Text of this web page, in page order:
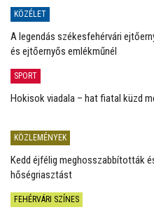
KÖZÉLET
A legendás székesfehérvári
és ejtőernyős emlékműnél
SPORT
Hokisok viadala – hat fiatal küzd
KÖZLEMÉNYEK
Kedd éjfélig meghosszabbították
hőségriasztást
FEHÉRVÁRI SZÍNES